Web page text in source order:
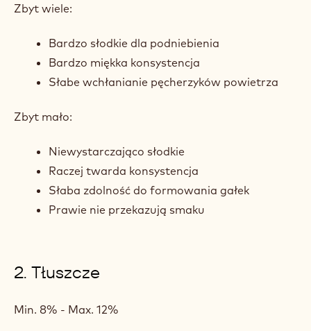
Zbyt wiele:
Bardzo słodkie dla podniebienia
Bardzo miękka konsystencja
Słabe wchłanianie pęcherzyków powietrza
Zbyt mało:
Niewystarczająco słodkie
Raczej twarda konsystencja
Słaba zdolność do formowania gałek
Prawie nie przekazują smaku
2. Tłuszcze
Min. 8% - Max. 12%